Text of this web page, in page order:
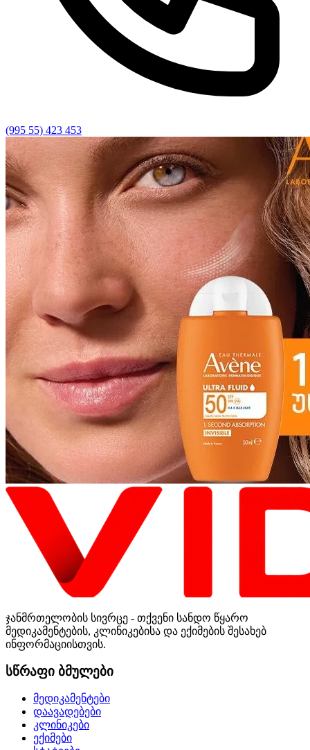
(995 55) 423 453
ჯანმრთელობის სივრცე - თქვენი სანდო წყარო
მედიკამენტების, კლინიკებისა და ექიმების შესახებ
ინფორმაციისთვის.
სწრაფი ბმულები
მედიკამენტები
დაავადებები
კლინიკები
ექიმები